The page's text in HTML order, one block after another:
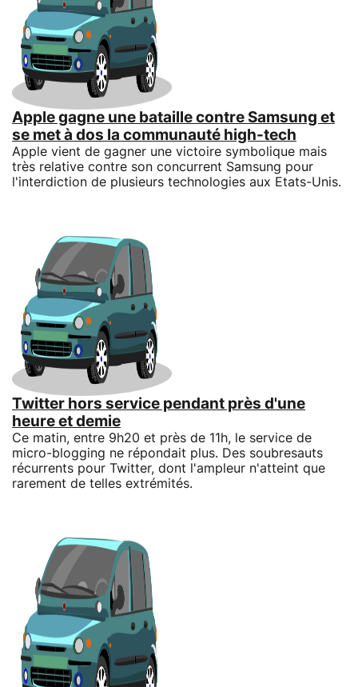
Apple gagne une bataille contre Samsung et
se met à dos la communauté high-tech
Apple vient de gagner une victoire symbolique mais
très relative contre son concurrent Samsung pour
l'interdiction de plusieurs technologies aux Etats-Unis.
Twitter hors service pendant près d'une
heure et demie
Ce matin, entre 9h20 et près de 11h, le service de
micro-blogging ne répondait plus. Des soubresauts
récurrents pour Twitter, dont l'ampleur n'atteint que
rarement de telles extrémités.